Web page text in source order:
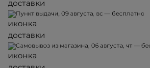
Пункт выдачи, 09 августа, вс — бесплатно
Самовывоз из магазина, 06 августа, чт —